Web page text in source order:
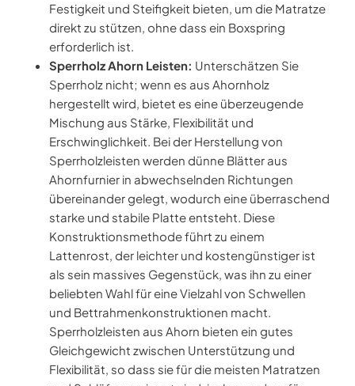
Festigkeit und Steifigkeit bieten, um die Matratze
direkt zu stützen, ohne dass ein Boxspring
erforderlich ist.
Sperrholz Ahorn Leisten: Unterschätzen Sie
Sperrholz nicht; wenn es aus Ahornholz
hergestellt wird, bietet es eine überzeugende
Mischung aus Stärke, Flexibilität und
Erschwinglichkeit. Bei der Herstellung von
Sperrholzleisten werden dünne Blätter aus
Ahornfurnier in abwechselnden Richtungen
übereinander gelegt, wodurch eine überraschend
starke und stabile Platte entsteht. Diese
Konstruktionsmethode führt zu einem
Lattenrost, der leichter und kostengünstiger ist
als sein massives Gegenstück, was ihn zu einer
beliebten Wahl für eine Vielzahl von Schwellen
und Bettrahmenkonstruktionen macht.
Sperrholzleisten aus Ahorn bieten ein gutes
Gleichgewicht zwischen Unterstützung und
Flexibilität, so dass sie für die meisten Matratzen